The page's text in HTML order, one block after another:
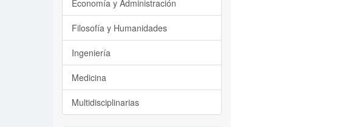
Economía y Administración
Filosofía y Humanidades
Ingeniería
Medicina
Multidisciplinarias